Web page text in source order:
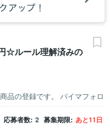
☆ルール理解済みの
応募者数 2 募集期限 あと11日